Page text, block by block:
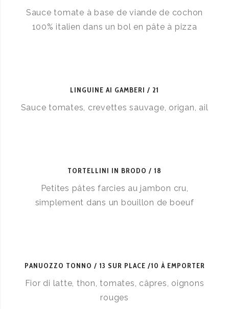
Sauce tomate à base de viande de cochon
100% italien dans un bol en pâte à pizza
LINGUINE AI GAMBERI 21
Sauce tomates, crevettes sauvage, origan, ail
TORTELLINI IN BRODO 18
Petites pâtes farcies au jambon cru,
simplement dans un bouillon de boeuf
PANUOZZO TONNO 13 SUR PLACE /10 À EMPORTER
Fior di latte, thon, tomates, câpres, oignons
rouges